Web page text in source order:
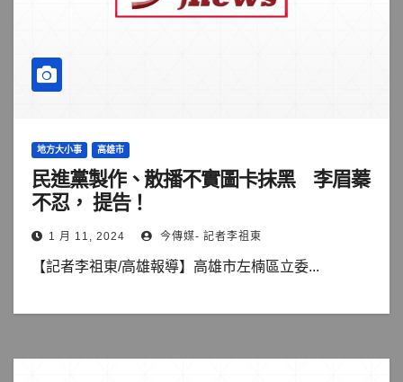
地方大小事 高雄市
民進黨製作、散播不實圖卡抹黑 李眉蓁
不忍， 提告！
1 月 11, 2024 今傳媒- 記者李祖東
【記者李祖東/高雄報導】高雄市左楠區立委...